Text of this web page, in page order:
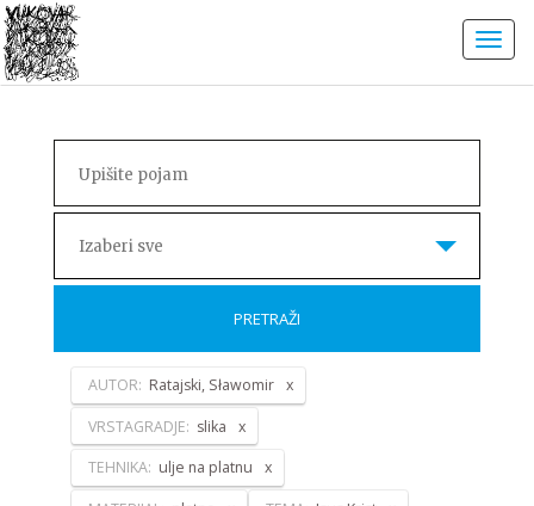
Izaberi sve
PRETRAŽI
AUTOR: Ratajski, Sławomir
VRSTAGRADJE: slika
TEHNIKA: ulje na platnu